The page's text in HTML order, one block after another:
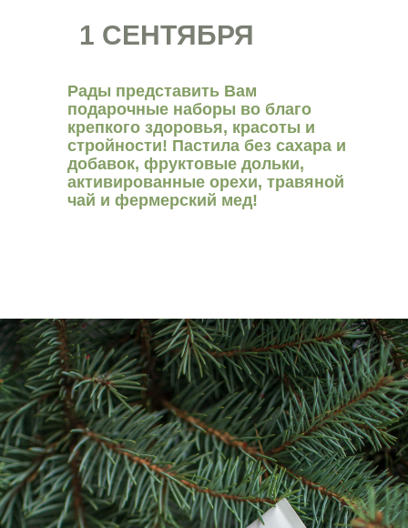
1 СЕНТЯБРЯ
Рады представить Вам
подарочные наборы во благо
крепкого здоровья, красоты и
стройности! Пастила без сахара и
добавок, фруктовые дольки,
активированные орехи, травяной
чай и фермерский мед!